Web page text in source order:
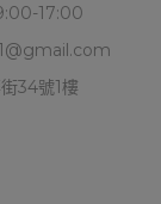
17:00
34號1樓